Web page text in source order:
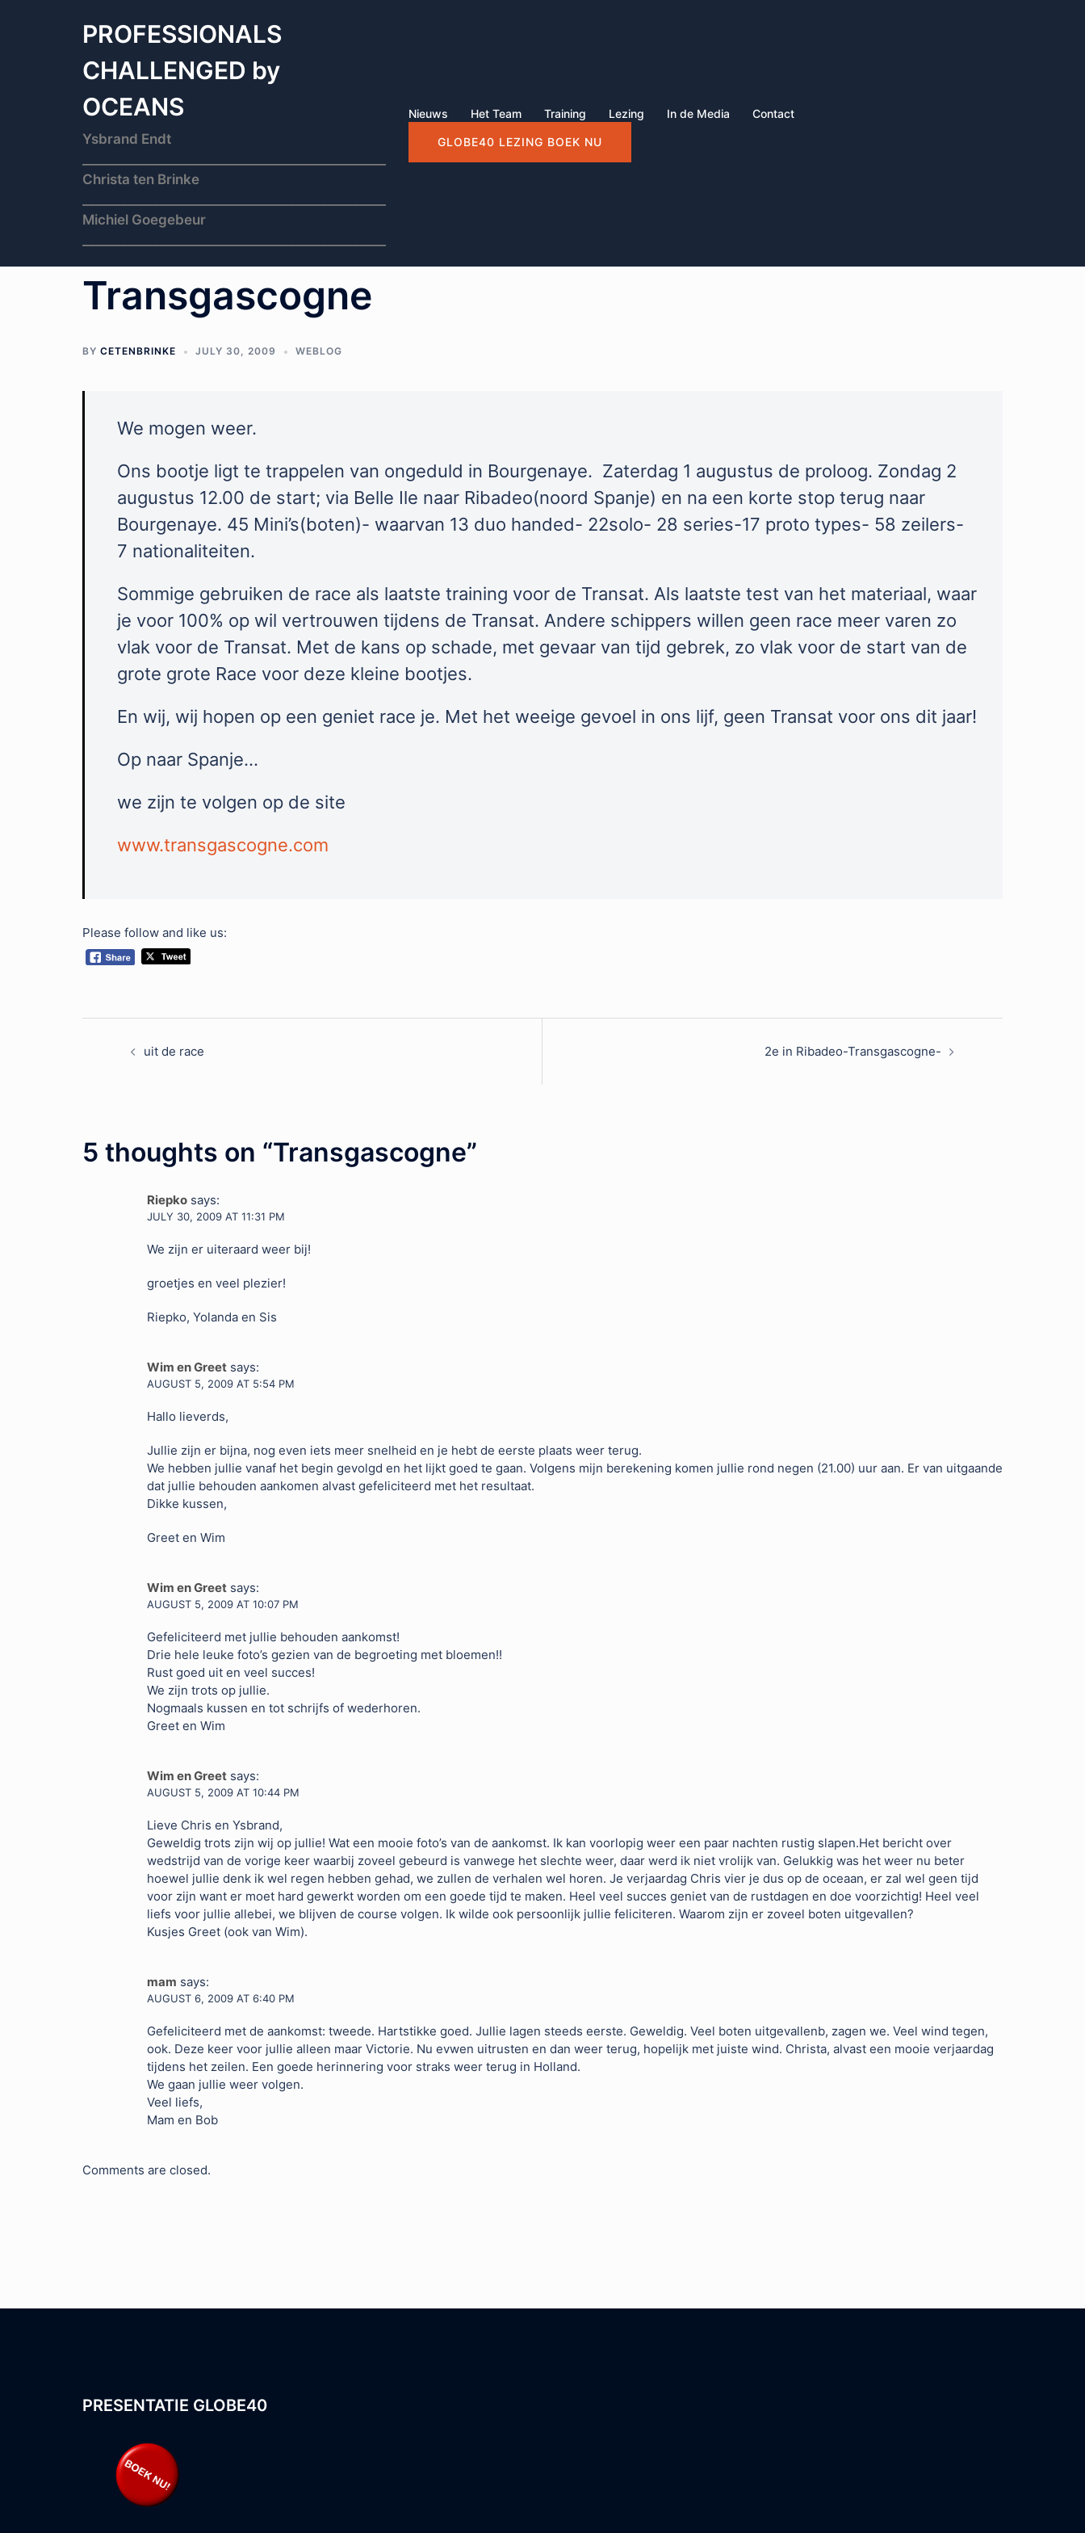
PROFESSIONALS
CHALLENGED by
OCEANS
Ysbrand Endt
Christa ten Brinke
Michiel Goegebeur
Nieuws Het Team Training Lezing In de Media Contact
GLOBE40 LEZING BOEK NU
Transgascogne
BY CETENBRINKE JULY 30, 2009 WEBLOG
We mogen weer.
Ons bootje ligt te trappelen van ongeduld in Bourgenaye. Zaterdag 1 augustus de proloog. Zondag 2
augustus 12.00 de start; via Belle Ile naar Ribadeo(noord Spanje) en na een korte stop terug naar
Bourgenaye. 45 Mini’s(boten)- waarvan 13 duo handed- 22solo- 28 series-17 proto types- 58 zeilers-
7 nationaliteiten.
Sommige gebruiken de race als laatste training voor de Transat. Als laatste test van het materiaal, waar
je voor 100% op wil vertrouwen tijdens de Transat. Andere schippers willen geen race meer varen zo
vlak voor de Transat. Met de kans op schade, met gevaar van tijd gebrek, zo vlak voor de start van de
grote grote Race voor deze kleine bootjes.
En wij, wij hopen op een geniet race je. Met het weeige gevoel in ons lijf, geen Transat voor ons dit jaar!
Op naar Spanje…
we zijn te volgen op de site
www.transgascogne.com
Please follow and like us:
Postuit de race 2e in Ribadeo-Transgascogne-
5 thoughts on “Transgascogne”
Riepko says:
JULY 30, 2009 AT 11:31 PM
We zijn er uiteraard weer bij!
groetjes en veel plezier!
Riepko, Yolanda en Sis
Wim en Greet says:
AUGUST 5, 2009 AT 5:54 PM
Hallo lieverds,
Jullie zijn er bijna, nog even iets meer snelheid en je hebt de eerste plaats weer terug.
We hebben jullie vanaf het begin gevolgd en het lijkt goed te gaan. Volgens mijn berekening komen jullie rond negen (21.00) uur aan. Er van uitgaande
dat jullie behouden aankomen alvast gefeliciteerd met het resultaat.
Dikke kussen,
Greet en Wim
Wim en Greet says:
AUGUST 5, 2009 AT 10:07 PM
Gefeliciteerd met jullie behouden aankomst!
Drie hele leuke foto’s gezien van de begroeting met bloemen!!
Rust goed uit en veel succes!
We zijn trots op jullie.
Nogmaals kussen en tot schrijfs of wederhoren.
Greet en Wim
Wim en Greet says:
AUGUST 5, 2009 AT 10:44 PM
Lieve Chris en Ysbrand,
Geweldig trots zijn wij op jullie! Wat een mooie foto’s van de aankomst. Ik kan voorlopig weer een paar nachten rustig slapen.Het bericht over
wedstrijd van de vorige keer waarbij zoveel gebeurd is vanwege het slechte weer, daar werd ik niet vrolijk van. Gelukkig was het weer nu beter
hoewel jullie denk ik wel regen hebben gehad, we zullen de verhalen wel horen. Je verjaardag Chris vier je dus op de oceaan, er zal wel geen tijd
voor zijn want er moet hard gewerkt worden om een goede tijd te maken. Heel veel succes geniet van de rustdagen en doe voorzichtig! Heel veel
liefs voor jullie allebei, we blijven de course volgen. Ik wilde ook persoonlijk jullie feliciteren. Waarom zijn er zoveel boten uitgevallen?
Kusjes Greet (ook van Wim).
mam says:
AUGUST 6, 2009 AT 6:40 PM
Gefeliciteerd met de aankomst: tweede. Hartstikke goed. Jullie lagen steeds eerste. Geweldig. Veel boten uitgevallenb, zagen we. Veel wind tegen,
ook. Deze keer voor jullie alleen maar Victorie. Nu evwen uitrusten en dan weer terug, hopelijk met juiste wind. Christa, alvast een mooie verjaardag
tijdens het zeilen. Een goede herinnering voor straks weer terug in Holland.
We gaan jullie weer volgen.
Veel liefs,
Mam en Bob
Comments are closed.
PRESENTATIE GLOBE40